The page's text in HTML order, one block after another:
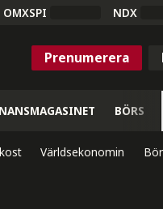
OMXSPI NDX
Prenumerera
BÖRS
Världsekonomin